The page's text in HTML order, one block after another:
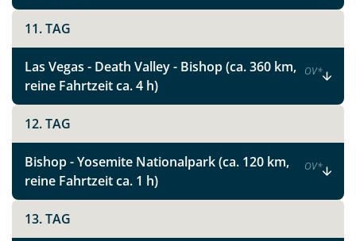
11. TAG
Las Vegas - Death Valley - Bishop (ca. 360 km,
reine Fahrtzeit ca. 4 h)
OV*
12. TAG
Bishop - Yosemite Nationalpark (ca. 120 km,
reine Fahrtzeit ca. 1 h)
OV*
13. TAG